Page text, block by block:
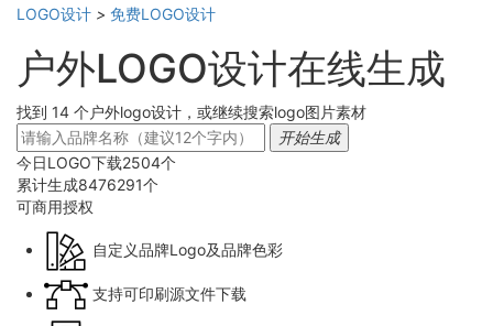
LOGO设计 > 免费LOGO设计
户外LOGO设计在线生成
找到 14 个户外logo设计，或继续搜索logo图片素材
开始生成
今日LOGO下载2504个
累计生成8476291个
可商用授权
自定义品牌Logo及品牌色彩
支持可印刷源文件下载